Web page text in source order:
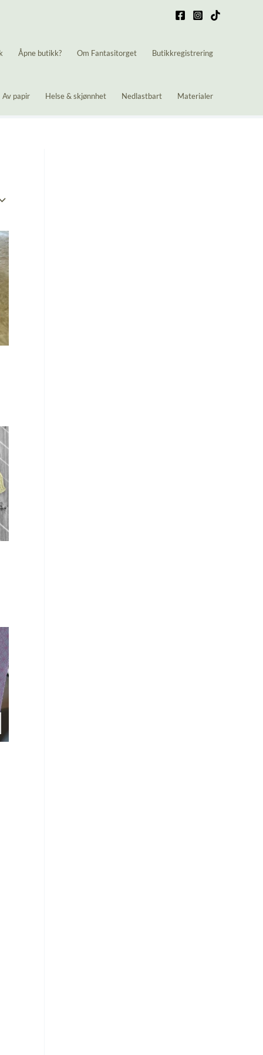
Åpne butikk? Om Fantasitorget Butikkregistrering
Av papir Helse & skjønnhet Nedlastbart Materialer